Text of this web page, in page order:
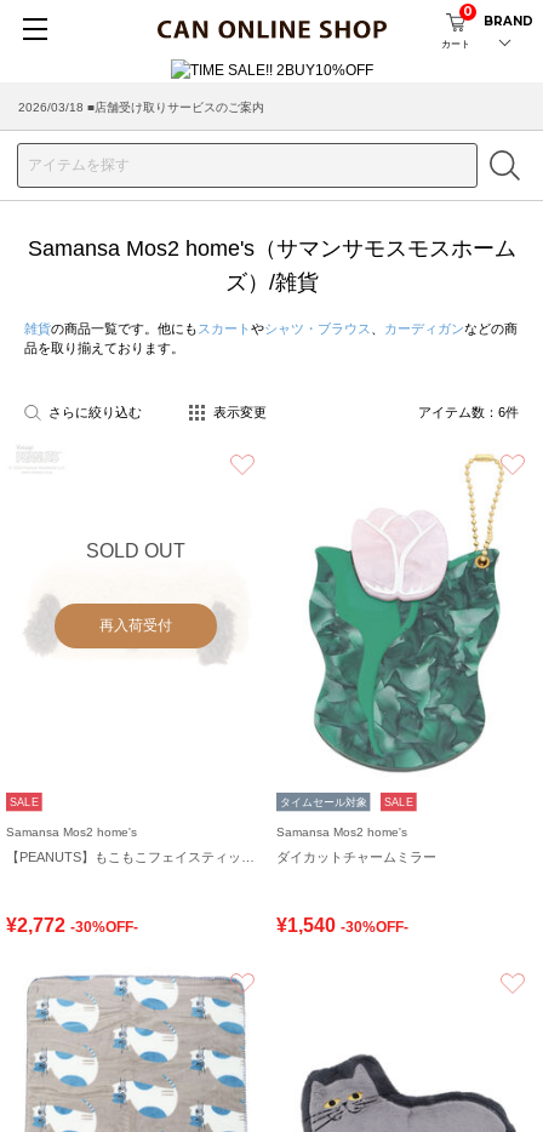
カート
0
BRAND
2026/03/18 ■店舗受け取りサービスのご案内
Samansa Mos2 home's（サマンサモスモスホーム
ズ）/雑貨
雑貨の商品一覧です。他にも スカート やシャツ・ブラウス カーディガンなどの商
品を取り揃えております。
さらに絞り込む 表示変更 アイテム数： 6件
SOLD OUT
再入荷受付
SALE
Samansa Mos2 home's
¥2,772 -30%OFF-
タイムセール対象 SALE
Samansa Mos2 home's
ダイカットチャームミラー
¥1,540 -30%OFF-